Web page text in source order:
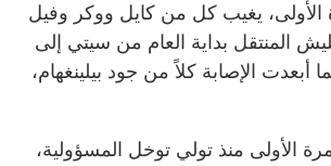
الأولى، يغيب كل من كايل ووكر وفيل
المنتقل بداية العام من سيتي إلى
أبعدت الإصابة كلاً من جود بيلينغهام،
الأولى منذ تولي توخل المسؤولية،